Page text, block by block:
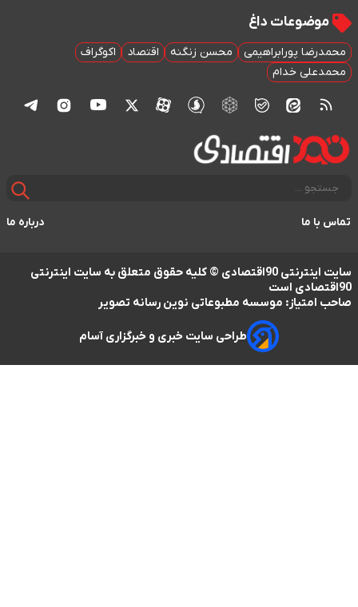
داغ
محسن زنگنه اقتصاد
اکوگراف
سایت اینترنتی 90اقتصادی © کلیه حقوق متعلق به سایت اینترنتی
مطبوعاتی نوین رسانه تصویر
طراحی سایت خبری و خبرگزاری آسام